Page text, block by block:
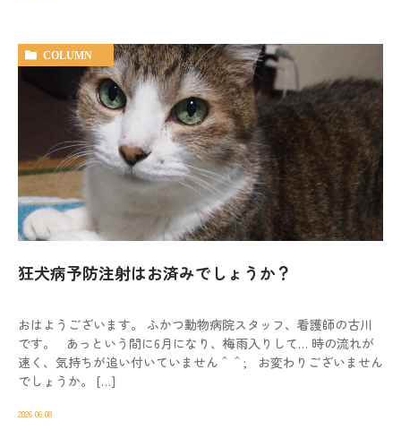
COLUMN
狂犬病予防注射はお済みでしょうか？
おはようございます。 ふかつ動物病院スタッフ、看護師の古川
です。 あっという間に6月になり、梅雨入りして… 時の流れが
速く、気持ちが追い付いていません＾＾; お変わりございません
でしょうか。 […]
2026.06.08